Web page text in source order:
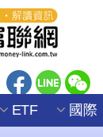
ETF 國際